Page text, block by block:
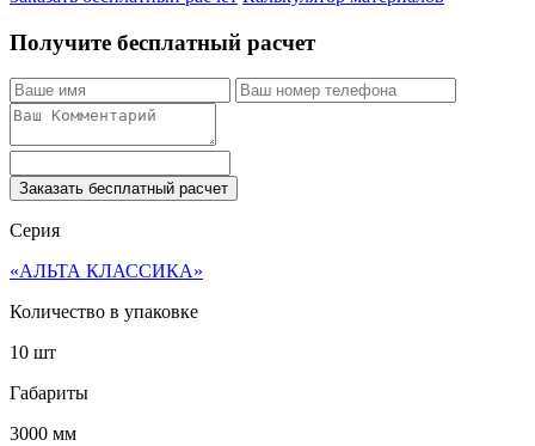
Получите бесплатный расчет
Заказать бесплатный расчет
Серия
«АЛЬТА КЛАССИКА»
Количество в упаковке
10 шт
Габариты
3000 мм